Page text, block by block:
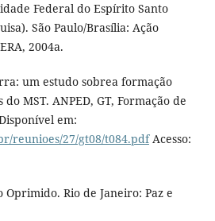
Federal do Espírito Santo
São Paulo/Brasília: Ação
2004a.
um estudo sobrea formação
MST. ANPED, GT, Formação de
em:
reunioes/27/gt08/t084.pdfAcesso:
Oprimido. Rio de Janeiro: Paz e